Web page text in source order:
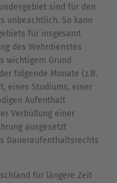
sind für den
unbeachtlich. So kann
für insgesamt
des Wehrdienstes
wichtigem Grund
folgende Monate (z.B.
eines Studiums, einer
Aufenthalt
Verbüßung einer
ausgesetzt
Daueraufenthaltsrechts
für längere Zeit